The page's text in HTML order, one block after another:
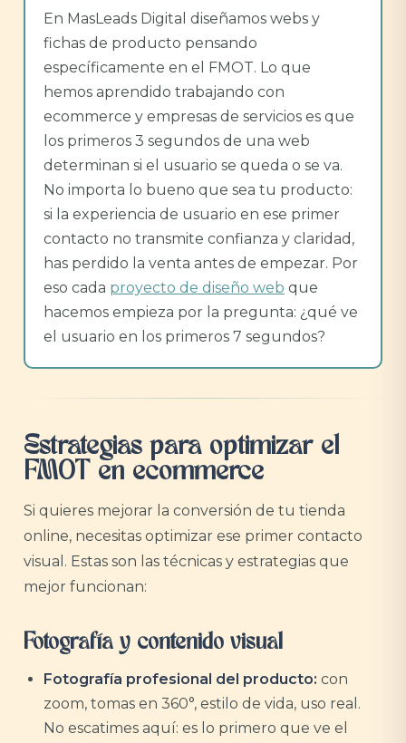
En MasLeads Digital diseñamos webs y
fichas de producto pensando
específicamente en el FMOT. Lo que
hemos aprendido trabajando con
ecommerce y empresas de servicios es que
los primeros 3 segundos de una web
determinan si el usuario se queda o se va.
No importa lo bueno que sea tu producto:
si la experiencia de usuario en ese primer
contacto no transmite confianza y claridad,
has perdido la venta antes de empezar. Por
eso cada proyecto de diseño web que
hacemos empieza por la pregunta: ¿qué ve
el usuario en los primeros 7 segundos?
Estrategias para optimizar el
FMOT en ecommerce
Si quieres mejorar la conversión de tu tienda
online, necesitas optimizar ese primer contacto
visual. Estas son las técnicas y estrategias que
mejor funcionan:
Fotografía y contenido visual
Fotografía profesional del producto: con
zoom, tomas en 360°, estilo de vida, uso real.
No escatimes aquí: es lo primero que ve el